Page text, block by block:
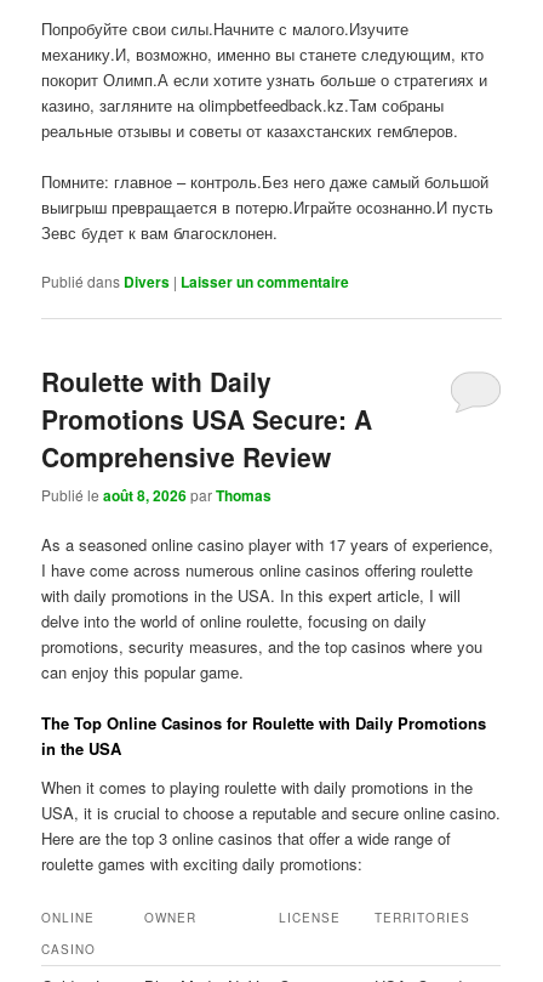
Попробуйте свои силы.Начните с малого.Изучите
механику.И, возможно, именно вы станете следующим, кто
покорит Олимп.А если хотите узнать больше о стратегиях и
казино, загляните на olimpbetfeedback.kz.Там собраны
реальные отзывы и советы от казахстанских гемблеров.
Помните: главное – контроль.Без него даже самый большой
выигрыш превращается в потерю.Играйте осознанно.И пусть
Зевс будет к вам благосклонен.
Publié dans Divers | Laisser un commentaire
Roulette with Daily
Promotions USA Secure: A
Comprehensive Review
Publié leaoût 8, 2026parThomas
As a seasoned online casino player with 17 years of experience,
I have come across numerous online casinos offering roulette
with daily promotions in the USA. In this expert article, I will
delve into the world of online roulette, focusing on daily
promotions, security measures, and the top casinos where you
can enjoy this popular game.
The Top Online Casinos for Roulette with Daily Promotions
in the USA
When it comes to playing roulette with daily promotions in the
USA, it is crucial to choose a reputable and secure online casino.
Here are the top 3 online casinos that offer a wide range of
roulette games with exciting daily promotions:
ONLINE
CASINO
OWNER LICENSE TERRITORIES